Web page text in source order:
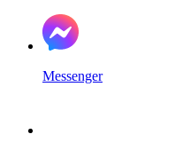
Messenger